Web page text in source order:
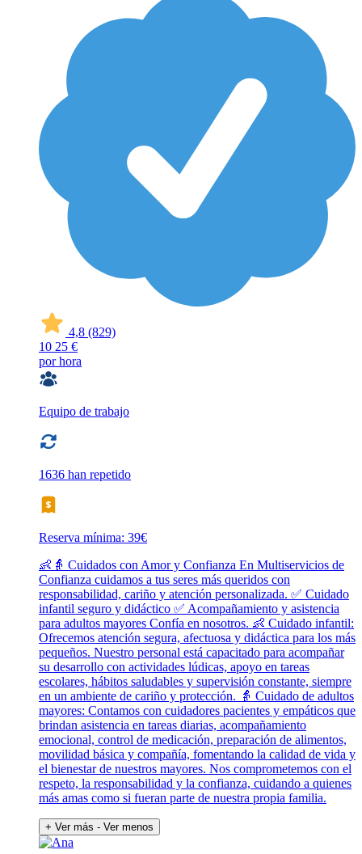
4,8 (829)
10 25 €
por hora
Equipo de trabajo
1636 han repetido
Reserva mínima: 39€
👶👵 Cuidados con Amor y Confianza En Multiservicios de
Confianza cuidamos a tus seres más queridos con
responsabilidad, cariño y atención personalizada. ✅ Cuidado
infantil seguro y didáctico ✅ Acompañamiento y asistencia
para adultos mayores Confía en nosotros. 👶 Cuidado infantil:
Ofrecemos atención segura, afectuosa y didáctica para los más
pequeños. Nuestro personal está capacitado para acompañar
su desarrollo con actividades lúdicas, apoyo en tareas
escolares, hábitos saludables y supervisión constante, siempre
en un ambiente de cariño y protección. 👵 Cuidado de adultos
mayores: Contamos con cuidadores pacientes y empáticos que
brindan asistencia en tareas diarias, acompañamiento
emocional, control de medicación, preparación de alimentos,
movilidad básica y compañía, fomentando la calidad de vida y
el bienestar de nuestros mayores. Nos comprometemos con el
respeto, la responsabilidad y la confianza, cuidando a quienes
más amas como si fueran parte de nuestra propia familia.
+ Ver más - Ver menos